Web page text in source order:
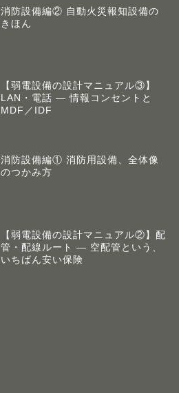
消防設備編② 自動火災報知設備の
きほん
【弱電設備の設計マニュアル③】
LAN・電話 ― 情報コンセントと
MDF／IDF
消防設備編① 消防用設備、全体像
のつかみ方
【弱電設備の設計マニュアル②】配
管・配線ルート ― 空配管という、
いちばん安い保険